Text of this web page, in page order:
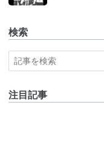
検索
注目記事